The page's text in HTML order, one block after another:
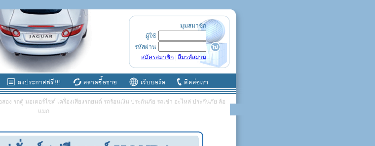
มุมสมาชิก
ผู้ใช้
รหัสผ่าน
สมัครสมาชิก ลืมรหัสผ่าน
ง รถตู้ มอเตอร์ไซต์ เครื่องเสียงรถยนต์ รถร้อนเงิน ประกันภัย รถเช่า อะไหล่ ประกันภัย ล้อ
แมก